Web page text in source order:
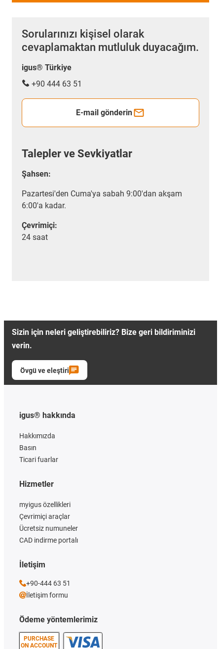
Sorularınızı kişisel olarak
cevaplamaktan mutluluk duyacağım.
igus® Türkiye
+90 444 63 51
E-mail gönderin
Talepler ve Sevkiyatlar
Şahsen:
Pazartesi'den Cuma'ya sabah 9:00'dan akşam
6:00'a kadar.
Çevrimiçi:
24 saat
Sizin için neleri geliştirebiliriz? Bize geri bildiriminizi
verin.
Övgü ve eleştiri
igus® hakkında
Hakkımızda
Basın
Ticari fuarlar
Ödeme yöntemlerimiz
PURCHASE
ON ACCOUNT
Hizmetler
myigus özellikleri
Çevrimiçi araçlar
Ücretsiz numuneler
CAD indirme portalı
İletişim
+90-444 63 51
İletişim formu